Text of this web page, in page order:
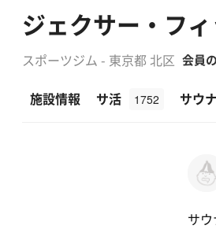
ジェクサー・フ
スポーツジム - 東京都 北区 会員
施設情報 サ活 1752 サウ
サ